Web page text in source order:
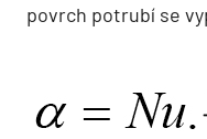
povrch potrubí se